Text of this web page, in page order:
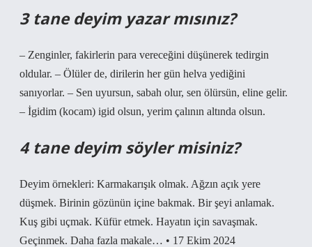
3 tane deyim yazar mısınız?
– Zenginler, fakirlerin para vereceğini düşünerek tedirgin
oldular. – Ölüler de, dirilerin her gün helva yediğini
sanıyorlar. – Sen uyursun, sabah olur, sen ölürsün, eline gelir.
– İgidim (kocam) igid olsun, yerim çalının altında olsun.
4 tane deyim söyler misiniz?
Deyim örnekleri: Karmakarışık olmak. Ağzın açık yere
düşmek. Birinin gözünün içine bakmak. Bir şeyi anlamak.
Kuş gibi uçmak. Küfür etmek. Hayatın için savaşmak.
Geçinmek. Daha fazla makale… • 17 Ekim 2024